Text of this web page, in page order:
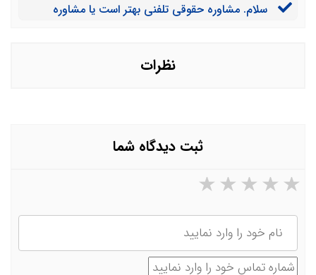
سلام. مشاوره حقوقی تلفنی بهتر است یا مشاوره
نظرات
ثبت دیدگاه شما
۵ ستاره از ۵ ۴ ستاره از ۵ ۳ ستاره از ۵ ۲ ستاره از ۵
نام
شماره تماس